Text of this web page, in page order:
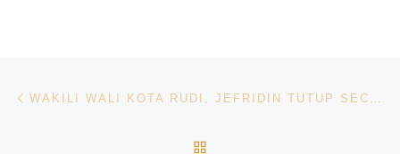
Navigasi pos